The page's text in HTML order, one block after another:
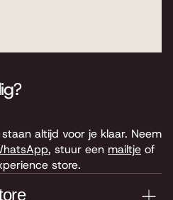
altijd voor je klaar. Neem
, stuur een mailtje of
store.